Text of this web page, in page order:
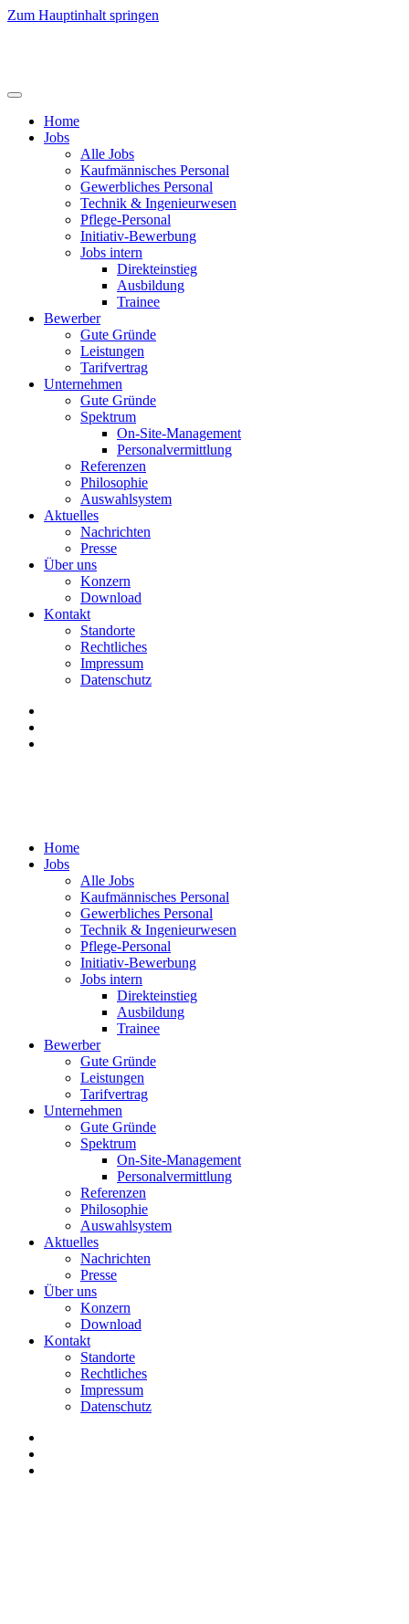
Zum Hauptinhalt springen
Home
Jobs
Alle Jobs
Kaufmännisches Personal
Gewerbliches Personal
Technik & Ingenieurwesen
Pflege-Personal
Initiativ-Bewerbung
Jobs intern
Direkteinstieg
Ausbildung
Trainee
Bewerber
Gute Gründe
Leistungen
Tarifvertrag
Unternehmen
Gute Gründe
Spektrum
On-Site-Management
Personalvermittlung
Referenzen
Philosophie
Auswahlsystem
Aktuelles
Nachrichten
Presse
Über uns
Konzern
Download
Kontakt
Standorte
Rechtliches
Impressum
Datenschutz
Home
Jobs
Alle Jobs
Kaufmännisches Personal
Gewerbliches Personal
Technik & Ingenieurwesen
Pflege-Personal
Initiativ-Bewerbung
Jobs intern
Direkteinstieg
Ausbildung
Trainee
Bewerber
Gute Gründe
Leistungen
Tarifvertrag
Unternehmen
Gute Gründe
Spektrum
On-Site-Management
Personalvermittlung
Referenzen
Philosophie
Auswahlsystem
Aktuelles
Nachrichten
Presse
Über uns
Konzern
Download
Kontakt
Standorte
Rechtliches
Impressum
Datenschutz